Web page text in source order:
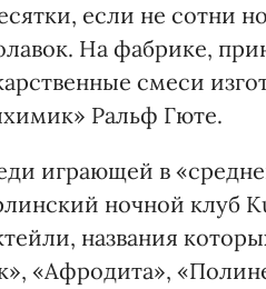
если не сотни
На фабрике,
смеси
Ральф Гюте.
играющей в
ночной клуб
названия
«Афродита»,